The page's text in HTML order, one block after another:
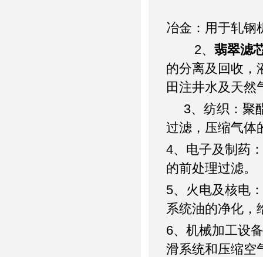
冶金：用于轧钢
2、 翡翠滤
的分离及回收，
田注井水及天然
3、纺织：聚
过滤，压缩气体
4、电子及制药
的前处理过滤。
5、火电及核电
系统油的净化，
6、机械加工设
滑系统和压缩空